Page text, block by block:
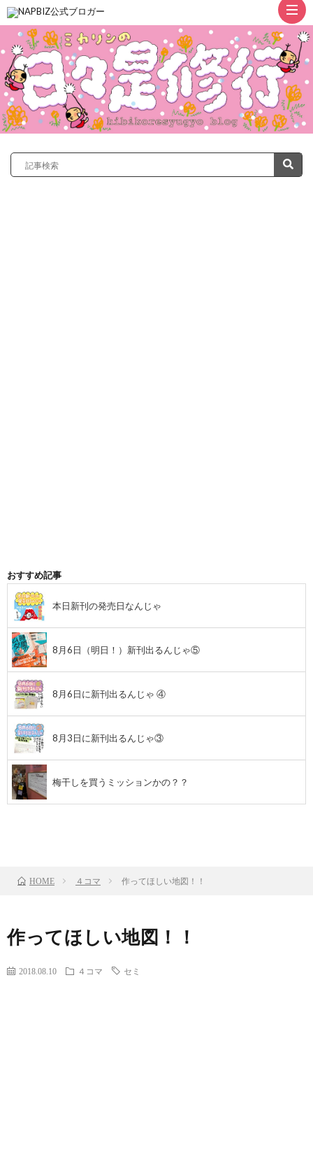
ト
ッ
おすすめ記事
本日新刊の発売日なんじゃ
8月6日（明日！）新刊出るんじゃ⑤
8月6日に新刊出るんじゃ ④
8月3日に新刊出るんじゃ③
梅干しを買うミッションかの？？
HOME ４コマ 作ってほしい地図！！
作ってほしい地図！！
2018.08.10 ４コマ セミ